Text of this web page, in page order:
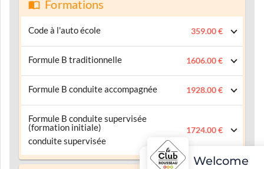
Formations
Code à l'auto école 359.00 €
Formule B traditionnelle 1606.00 €
Formule B conduite accompagnée 1928.00 €
Formule B conduite supervisée
(formation initiale)
conduite supervisée
1724.00 €
Welcome